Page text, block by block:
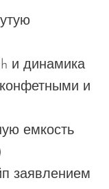
и динамика
и
емкость
заявлением